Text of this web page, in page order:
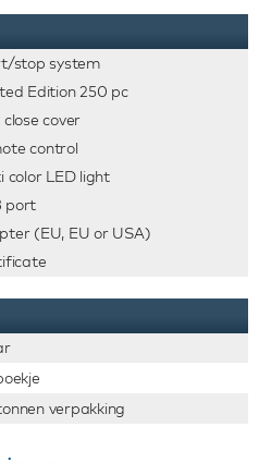
stop system
Edition 250 pc
cover
control
color LED light
port
(EU, EU or USA)
verpakking